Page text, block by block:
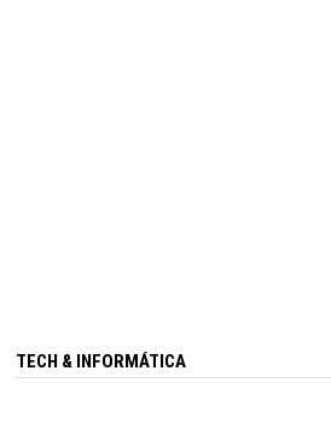
TECH & INFORMÁTICA